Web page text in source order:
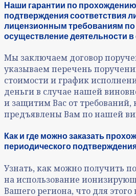
Наши гарантии по
подтверждения соответствия
лицензионным требованиям по
осуществление деятельности
Мы заключаем договор
указываем перечень
стоимости и график
деньги в случае нашей
и защитим Вас от требований,
предъявлены Вам по нашей
Как и где можно заказать
периодического
Узнать, как можно получить
на использование
Вашего региона, что для